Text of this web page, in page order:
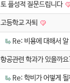
토 플성적 질문드립니다
고등학교 자퇴
Re: 비용에 대해서
항공관련 학과가 있을까요
Re: 학비가 어떻게